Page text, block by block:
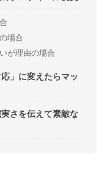
場合
が理由の場合
」に変えたらマッ
さを伝えて素敵な